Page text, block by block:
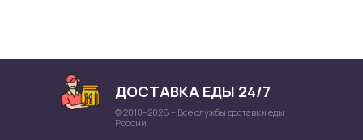
ДОСТАВКА ЕДЫ 24/7
© 2018–2026 – Все службы доставки еды
России